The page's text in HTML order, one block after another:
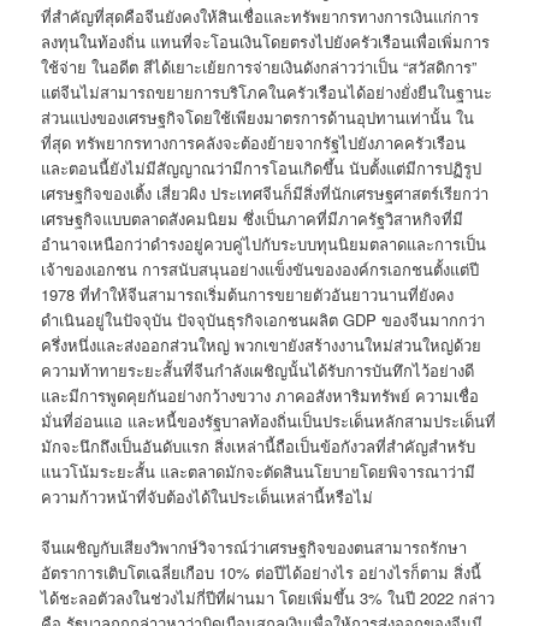
ที่สำคัญที่สุดคือจีนยังคงให้สินเชื่อและทรัพยากรทางการเงินแก่การ
ลงทุนในท้องถิ่น แทนที่จะโอนเงินโดยตรงไปยังครัวเรือนเพื่อเพิ่มการ
ใช้จ่าย ในอดีต สีได้เยาะเย้ยการจ่ายเงินดังกล่าวว่าเป็น “สวัสดิการ”
แต่จีนไม่สามารถขยายการบริโภคในครัวเรือนได้อย่างยั่งยืนในฐานะ
ส่วนแบ่งของเศรษฐกิจโดยใช้เพียงมาตรการด้านอุปทานเท่านั้น ใน
ที่สุด ทรัพยากรทางการคลังจะต้องย้ายจากรัฐไปยังภาคครัวเรือน
และตอนนี้ยังไม่มีสัญญาณว่ามีการโอนเกิดขึ้น นับตั้งแต่มีการปฏิรูป
เศรษฐกิจของเติ้ง เสี่ยวผิง ประเทศจีนก็มีสิ่งที่นักเศรษฐศาสตร์เรียกว่า
เศรษฐกิจแบบตลาดสังคมนิยม ซึ่งเป็นภาคที่มีภาครัฐวิสาหกิจที่มี
อำนาจเหนือกว่าดำรงอยู่ควบคู่ไปกับระบบทุนนิยมตลาดและการเป็น
เจ้าของเอกชน การสนับสนุนอย่างแข็งขันขององค์กรเอกชนตั้งแต่ปี
1978 ที่ทำให้จีนสามารถเริ่มต้นการขยายตัวอันยาวนานที่ยังคง
ดำเนินอยู่ในปัจจุบัน ปัจจุบันธุรกิจเอกชนผลิต GDP ของจีนมากกว่า
ครึ่งหนึ่งและส่งออกส่วนใหญ่ พวกเขายังสร้างงานใหม่ส่วนใหญ่ด้วย
ความท้าทายระยะสั้นที่จีนกำลังเผชิญนั้นได้รับการบันทึกไว้อย่างดี
และมีการพูดคุยกันอย่างกว้างขวาง ภาคอสังหาริมทรัพย์ ความเชื่อ
มั่นที่อ่อนแอ และหนี้ของรัฐบาลท้องถิ่นเป็นประเด็นหลักสามประเด็นที่
มักจะนึกถึงเป็นอันดับแรก สิ่งเหล่านี้ถือเป็นข้อกังวลที่สำคัญสำหรับ
แนวโน้มระยะสั้น และตลาดมักจะตัดสินนโยบายโดยพิจารณาว่ามี
ความก้าวหน้าที่จับต้องได้ในประเด็นเหล่านี้หรือไม่
จีนเผชิญกับเสียงวิพากษ์วิจารณ์ว่าเศรษฐกิจของตนสามารถรักษา
อัตราการเติบโตเฉลี่ยเกือบ 10% ต่อปีได้อย่างไร อย่างไรก็ตาม สิ่งนี้
ได้ชะลอตัวลงในช่วงไม่กี่ปีที่ผ่านมา โดยเพิ่มขึ้น 3% ในปี 2022 กล่าว